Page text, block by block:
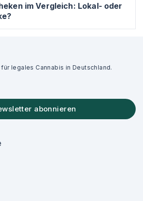
im Vergleich: Lokal- oder
legales Cannabis in Deutschland.
abonnieren